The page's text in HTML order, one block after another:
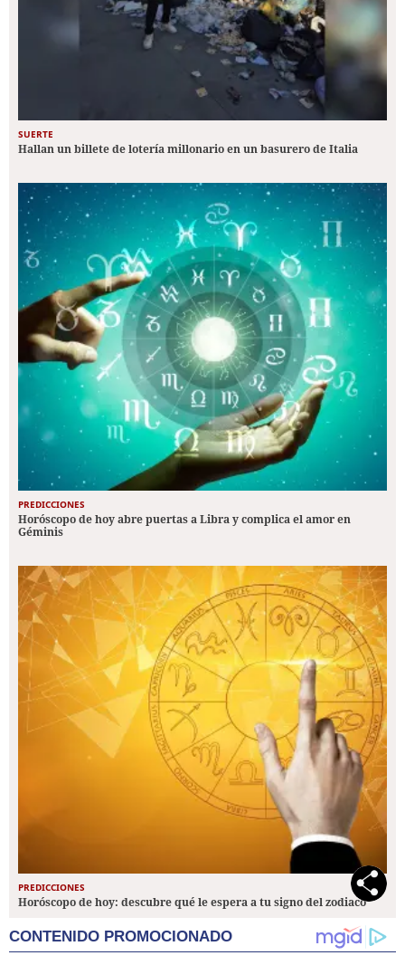
SUERTE
Hallan un billete de lotería millonario en un basurero de Italia
PREDICCIONES
Horóscopo de hoy abre puertas a Libra y complica el amor en
Géminis
PREDICCIONES
Horóscopo de hoy: descubre qué le espera a tu signo del zodiaco
CONTENIDO PROMOCIONADO